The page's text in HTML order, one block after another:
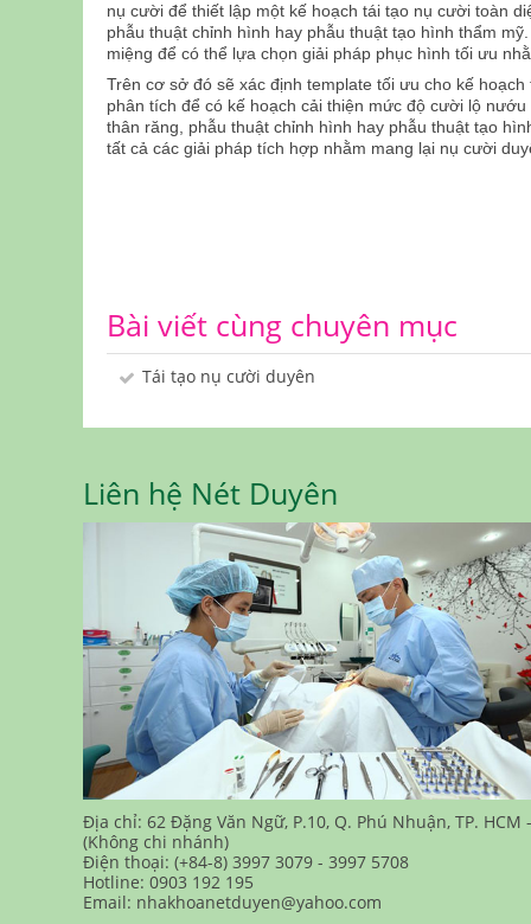
nụ cười để thiết lập một kế hoạch tái tạo nụ cười toàn
phẫu thuật chỉnh hình hay phẫu thuật tạo hình thẩm
miệng để có thể lựa chọn giải pháp phục hình tối ưu
Trên cơ sở đó sẽ xác định template tối ưu cho kế
phân tích để có kế hoạch cải thiện mức độ cười lộ
thân răng, phẫu thuật chỉnh hình hay phẫu thuật tạo
tất cả các giải pháp tích hợp nhằm mang lại nụ cười
Bài viết cùng chuyên mục
Tái tạo nụ cười duyên
Liên hệ Nét Duyên
Địa chỉ: 62 Đặng Văn Ngữ, P.10, Q. Phú Nhuận, TP. HCM -
(Không chi nhánh)
Điện thoại: (+84-8) 3997 3079 - 3997 5708
Hotline: 0903 192 195
Email: nhakhoanetduyen@yahoo.com